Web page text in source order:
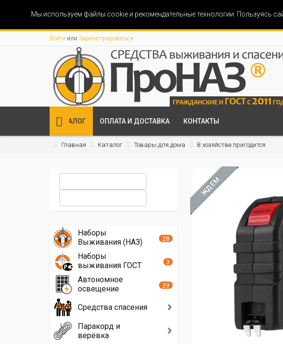
Мы используем файлы cookie и рекомендательные технологии. Пользуясь
Войти или Зарегистрироваться
КАТАЛОГ ОПЛАТА И ДОСТАВКА КОНТАКТЫ
Главная Каталог Товары для дома В хозяйстве пригодится
ЖДЁМ
Наборы
Выживания (НАЗ)
28
Наборы
выживания ГОСТ
3
Автономное
освещение
29
Средства спасения
Паракорд и
верёвка